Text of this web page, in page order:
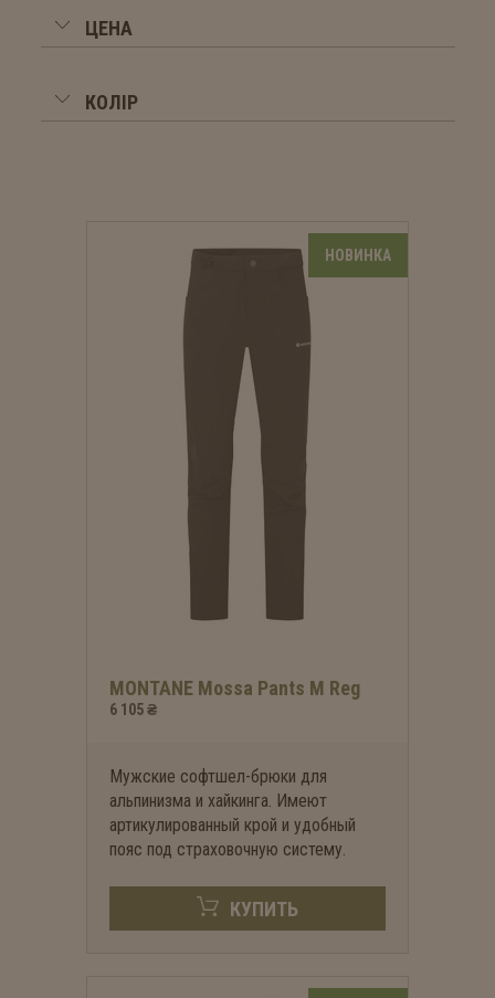
ЦЕНА
КОЛІР
MONTANE Mossa Pants M Reg
6 105 ₴
Мужские софтшел-брюки для
альпинизма и хайкинга. Имеют
артикулированный крой и удобный
пояс под страховочную систему.
КУПИТЬ